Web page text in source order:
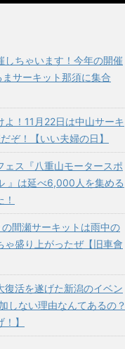
しちゃいます！今年の開催
サーキット那須に集合
よ！11月22日は中山サーキ
ぞ！【いい夫婦の日】
ェス『八重山モータースポ
』は延べ6,000人を集める
の間瀬サーキットは雨中の
ゃ盛り上がったぜ【旧車會
復活を遂げた新潟のイベン
しない理由なんてあるの？
】